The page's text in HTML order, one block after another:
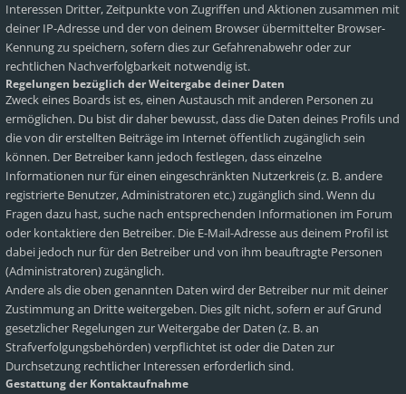
Interessen Dritter, Zeitpunkte von Zugriffen und Aktionen zusammen mit
deiner IP-Adresse und der von deinem Browser übermittelter Browser-
Kennung zu speichern, sofern dies zur Gefahrenabwehr oder zur
rechtlichen Nachverfolgbarkeit notwendig ist.
Regelungen bezüglich der Weitergabe deiner Daten
Zweck eines Boards ist es, einen Austausch mit anderen Personen zu
ermöglichen. Du bist dir daher bewusst, dass die Daten deines Profils und
die von dir erstellten Beiträge im Internet öffentlich zugänglich sein
können. Der Betreiber kann jedoch festlegen, dass einzelne
Informationen nur für einen eingeschränkten Nutzerkreis (z. B. andere
registrierte Benutzer, Administratoren etc.) zugänglich sind. Wenn du
Fragen dazu hast, suche nach entsprechenden Informationen im Forum
oder kontaktiere den Betreiber. Die E-Mail-Adresse aus deinem Profil ist
dabei jedoch nur für den Betreiber und von ihm beauftragte Personen
(Administratoren) zugänglich.
Andere als die oben genannten Daten wird der Betreiber nur mit deiner
Zustimmung an Dritte weitergeben. Dies gilt nicht, sofern er auf Grund
gesetzlicher Regelungen zur Weitergabe der Daten (z. B. an
Strafverfolgungsbehörden) verpflichtet ist oder die Daten zur
Durchsetzung rechtlicher Interessen erforderlich sind.
Gestattung der Kontaktaufnahme